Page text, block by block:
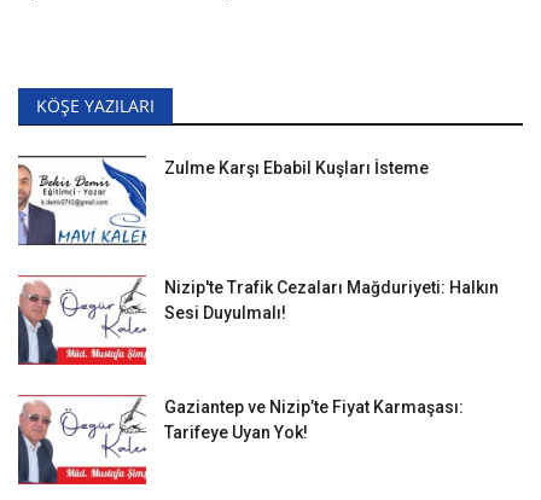
KÖŞE YAZILARI
Zulme Karşı Ebabil Kuşları İsteme
Nizip'te Trafik Cezaları Mağduriyeti: Halkın
Sesi Duyulmalı!
Gaziantep ve Nizip’te Fiyat Karmaşası:
Tarifeye Uyan Yok!